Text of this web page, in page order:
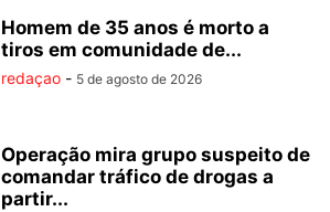
Homem de 35 anos é morto a
tiros em comunidade de...
redaçao - 5 de agosto de 2026
Operação mira grupo suspeito de
comandar tráfico de drogas a
partir...